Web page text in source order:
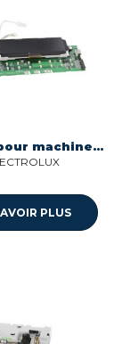
Module pour machine a cafe Aeg 405539337
PLUS